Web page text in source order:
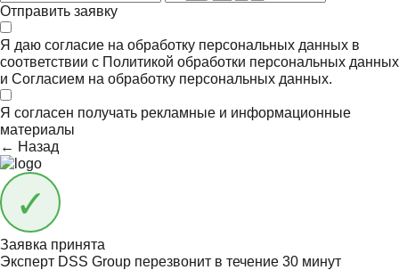
Отправить заявку
Я даю согласие на обработку персональных данных в
соответствии с Политикой обработки персональных данных
и Согласием на обработку персональных данных.
Я согласен получать рекламные и информационные
материалы
← Назад
Заявка принята
Эксперт DSS Group перезвонит в течение 30 минут